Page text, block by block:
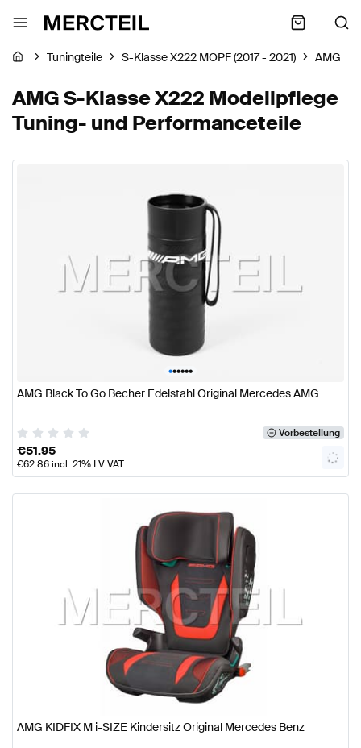
Tuningteile S-Klasse X222 MOPF (2017 - 2021) AMG
AMG S-Klasse X222 Modellpflege
Tuning- und Performanceteile
••••••
AMG Black To Go Becher Edelstahl Original Mercedes AMG
Vorbestellung
€51.95
€62.86incl. 21% LV VAT
AMG KIDFIX M i-SIZE Kindersitz Original Mercedes Benz